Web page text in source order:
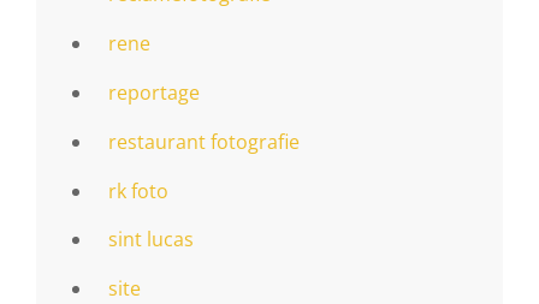
rene
reportage
restaurant fotografie
rk foto
sint lucas
site